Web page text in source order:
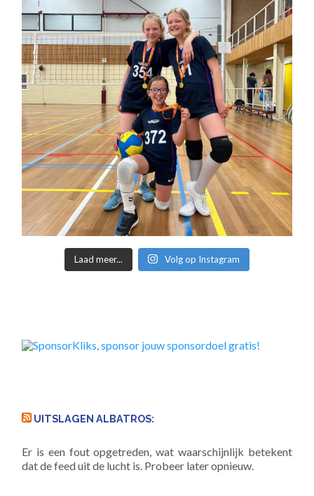
Laad meer... Volg op Instagram
UITSLAGEN ALBATROS:
Er is een fout opgetreden, wat waarschijnlijk betekent
dat de feed uit de lucht is. Probeer later opnieuw.